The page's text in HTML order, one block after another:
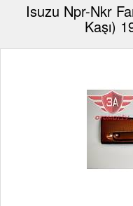
Isuzu Npr-Nkr
Kaşı)